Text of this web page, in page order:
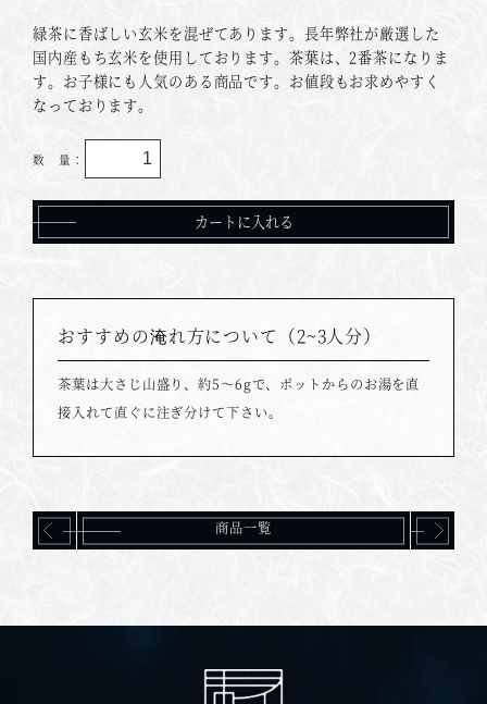
緑茶に香ばしい玄米を混ぜてあります。長年弊社が厳選した
国内産もち玄米を使用しております。茶葉は、2番茶になりま
す。お子様にも人気のある商品です。お値段もお求めやすく
なっております。
数 量：
おすすめの淹れ方について（2~3人分）
茶葉は大さじ山盛り、約5～6gで、ポットからのお湯を直
接入れて直ぐに注ぎ分けて下さい。
商品一覧